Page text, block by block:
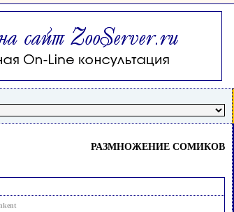
РАЗМНОЖЕНИЕ СОМИКОВ